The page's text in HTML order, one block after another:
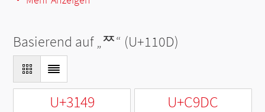
Basierend auf „ᄍ“ (U+110D)
U+3149 U+C9DC